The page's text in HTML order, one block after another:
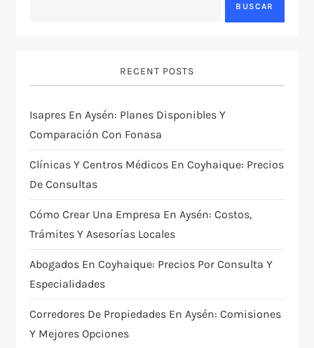
BUSCAR
RECENT POSTS
Isapres En Aysén: Planes Disponibles Y
Comparación Con Fonasa
Clínicas Y Centros Médicos En Coyhaique: Precios
De Consultas
Cómo Crear Una Empresa En Aysén: Costos,
Trámites Y Asesorías Locales
Abogados En Coyhaique: Precios Por Consulta Y
Especialidades
Corredores De Propiedades En Aysén: Comisiones
Y Mejores Opciones